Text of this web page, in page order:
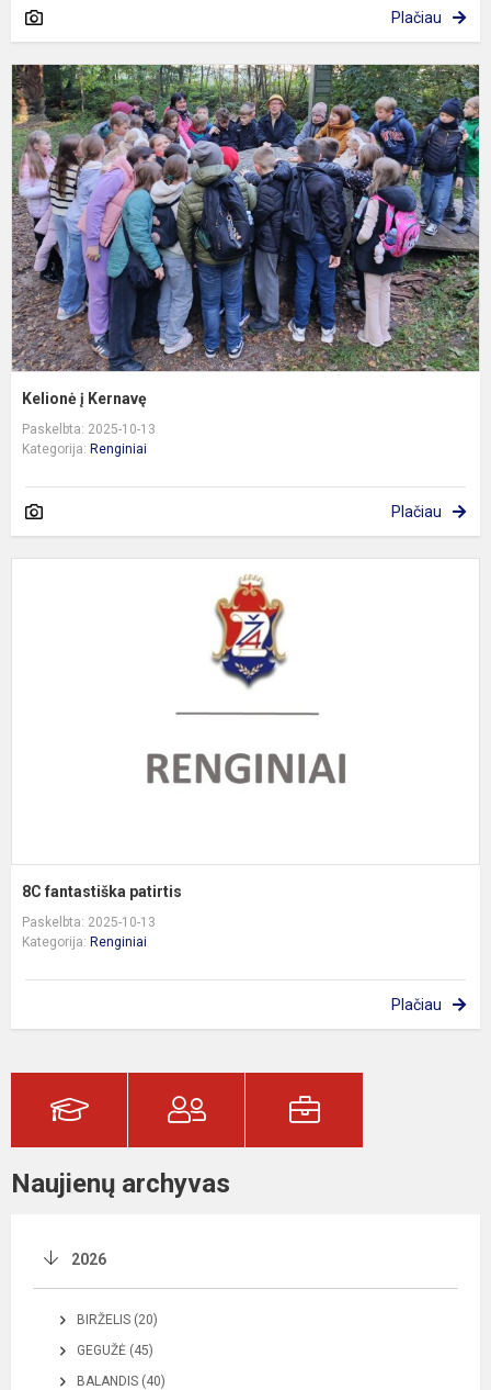
Plačiau
Kelionė į Kernavę
Paskelbta: 2025-10-13
Kategorija: Renginiai
Plačiau
8C fantastiška patirtis
Paskelbta: 2025-10-13
Kategorija: Renginiai
Plačiau
Naujienų archyvas
2026
BIRŽELIS (20)
GEGUŽĖ (45)
BALANDIS (40)